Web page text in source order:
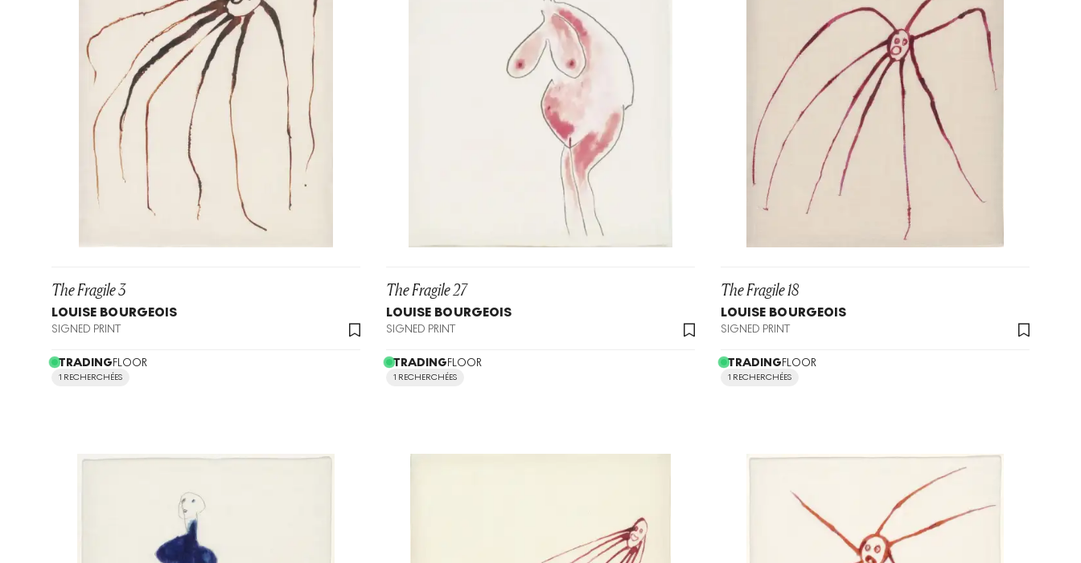
The Fragile 3
LOUISE BOURGEOIS
SIGNED PRINT
TRADINGFLOOR
1 RECHERCHÉES
The Fragile 27
LOUISE BOURGEOIS
SIGNED PRINT
TRADINGFLOOR
1 RECHERCHÉES
The Fragile 18
LOUISE BOURGEOIS
SIGNED PRINT
TRADINGFLOOR
1 RECHERCHÉES